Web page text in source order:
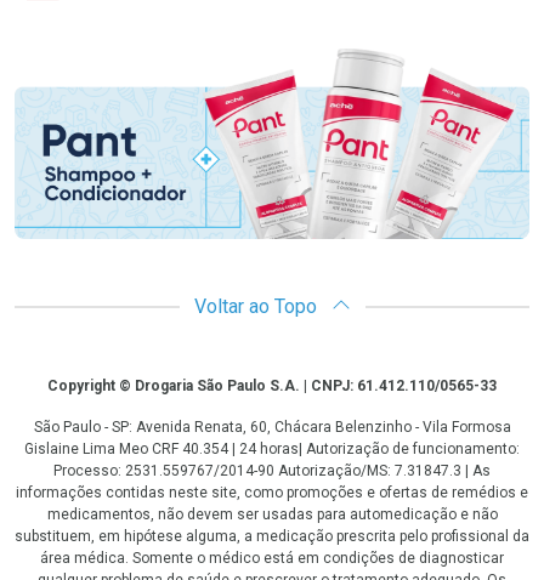
Promoção em Destaque
Voltar ao Topo
CopyrightCopyright © Drogaria São Paulo S.A. | CNPJ: 61.412.110/0565-33
São Paulo - SP: Avenida Renata, 60, Chácara Belenzinho - Vila Formosa
Gislaine Lima Meo CRF 40.354 | 24 horas| Autorização de funcionamento:
Processo: 2531.559767/2014-90 Autorização/MS: 7.31847.3 | As
informações contidas neste site, como promoções e ofertas de remédios e
medicamentos, não devem ser usadas para automedicação e não
substituem, em hipótese alguma, a medicação prescrita pelo profissional da
área médica. Somente o médico está em condições de diagnosticar